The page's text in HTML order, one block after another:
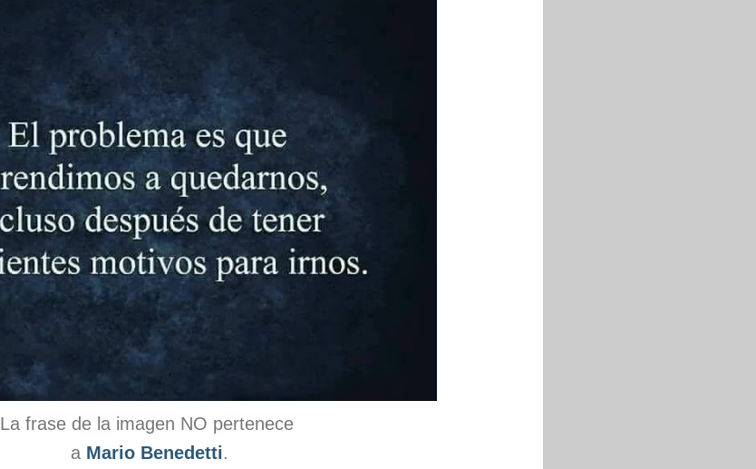
La frase de la imagen NO pertenece
a Mario Benedetti.